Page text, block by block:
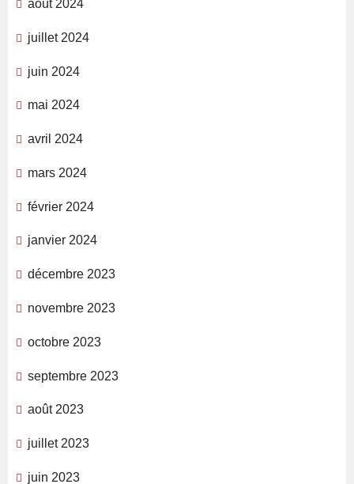
août 2024
juillet 2024
juin 2024
mai 2024
avril 2024
mars 2024
février 2024
janvier 2024
décembre 2023
novembre 2023
octobre 2023
septembre 2023
août 2023
juillet 2023
juin 2023